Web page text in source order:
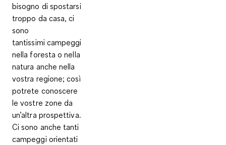
bisogno di spostarsi
troppo da casa, ci
sono
tantissimi campeggi
nella foresta o nella
natura anche nella
vostra regione; così
potrete conoscere
le vostre zone da
un’altra prospettiva.
Ci sono anche tanti
campeggi orientati